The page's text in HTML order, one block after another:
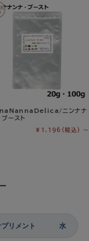
ニンナナ
ブースト
¥1,196 (税込) ～
プリメント 水